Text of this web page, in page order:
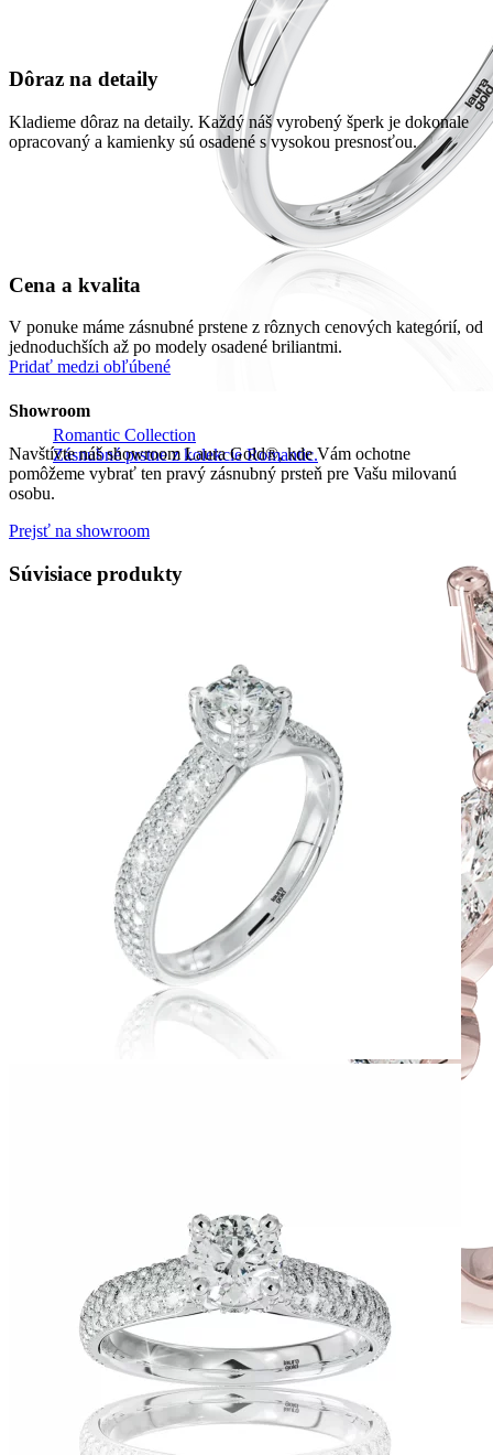
Romantic Collection
Zásnubné prstne z kolekcie Romantic.
Dôraz na detaily
Kladieme dôraz na detaily. Každý náš vyrobený šperk je dokonale
opracovaný a kamienky sú osadené s vysokou presnosťou.
Cena a kvalita
V ponuke máme zásnubné prstene z rôznych cenových kategórií, od
jednoduchších až po modely osadené briliantmi.
Pridať medzi obľúbené
Showroom
Navštívte náš showroom Laura Gold®, kde Vám ochotne
pomôžeme vybrať ten pravý zásnubný prsteň pre Vašu milovanú
osobu.
Prejsť na showroom
Súvisiace produkty